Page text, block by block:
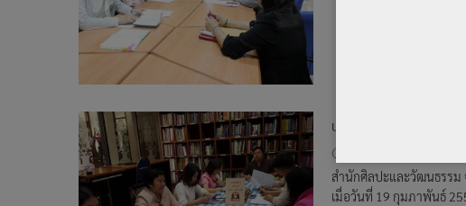
ประชุมเตรียมงานนิรรศการ
สำนักศิลปะและวัฒนธรรม
เมื่อวันที่ 19 กุมภาพันธ์